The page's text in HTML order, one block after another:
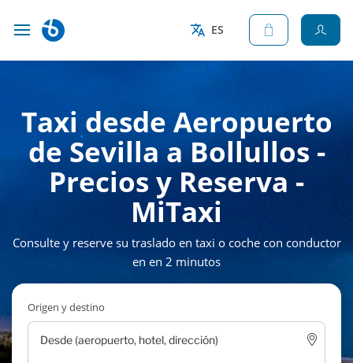
ES
Taxi desde Aeropuerto
de Sevilla a Bollullos -
Precios y Reserva -
MiTaxi
Consulte y reserve su traslado en taxi o coche con conductor
en en 2 minutos
Origen y destino